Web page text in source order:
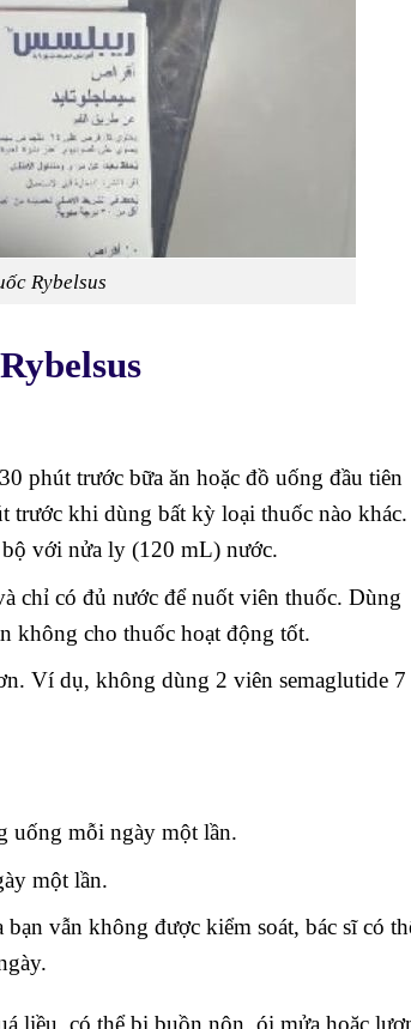
Rybelsus
phút trước bữa ăn hoặc đồ uống đầu tiên
trước khi dùng bất kỳ loại thuốc nào khác.
với nửa ly (120 mL) nước.
chỉ có đủ nước để nuốt viên thuốc. Dùng
không cho thuốc hoạt động tốt.
Ví dụ, không dùng 2 viên semaglutide 7
uống mỗi ngày một lần.
một lần.
vẫn không được kiểm soát, bác sĩ có
liều, có thể bị buồn nôn, ói mửa hoặc